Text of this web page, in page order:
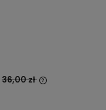
36,00 zł